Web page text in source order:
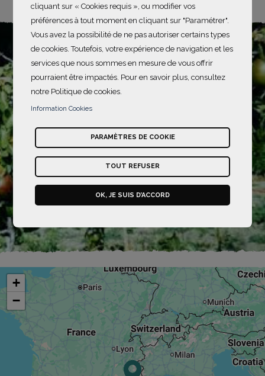
+
−
cliquant sur « Cookies requis », ou modifier vos
préférences à tout moment en cliquant sur "Paramétrer".
Vous avez la possibilité de ne pas autoriser certains types
de cookies. Toutefois, votre expérience de navigation et les
services que nous sommes en mesure de vous offrir
pourraient être impactés. Pour en savoir plus, consultez
notre Politique de cookies.
Information Cookies
PARAMÈTRES DE COOKIE
TOUT REFUSER
OK, JE SUIS D’ACCORD